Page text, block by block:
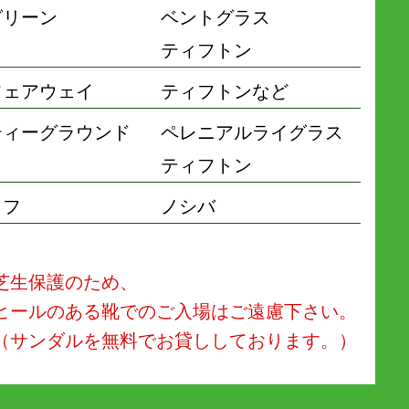
ーン
ベントグラス
ティフトン
アウェイ ティフトンなど
ーグラウンド
ペレニアルライグラス
ティフトン
ノシバ
保護のため、
ールのある靴でのご入場はご遠慮下さい。
サンダルを無料でお貸ししております。）